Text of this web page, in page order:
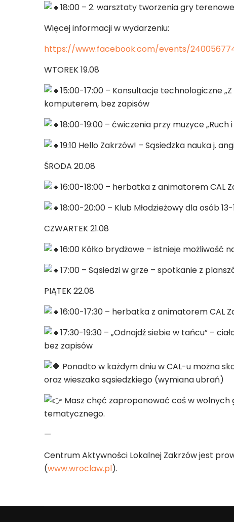
18:00 – 2. warsztaty tworzenia gry
Więcej informacji w wydarzeniu:
https://www.facebook.com/events/
WTOREK 19.08
15:00-17:00 – Konsultacje technologiczne
komputerem, bez zapisów
18:00-19:00 – ćwiczenia przy muzyce
19:10 Hello Zakrzów! – Sąsiedzka nauka j.
ŚRODA 20.08
16:00-18:00 – herbatka z animatorem CAL
18:00-20:00 – Klub Młodzieżowy dla osób
CZWARTEK 21.08
16:00 Kółko brydżowe – istnieje możliwość
17:00 – Sąsiedzi w grze – spotkanie z
PIĄTEK 22.08
16:00-17:30 – herbatka z animatorem CAL
17:30-19:30 – „Odnajdź siebie w tańcu” –
bez zapisów
Ponadto w każdym dniu w CAL-u można
oraz wieszaka sąsiedzkiego (wymiana ubrań)
Masz chęć zaproponować coś w
tematycznego.
—
Centrum Aktywności Lokalnej Zakrzów jest
(www.wroclaw.pl).